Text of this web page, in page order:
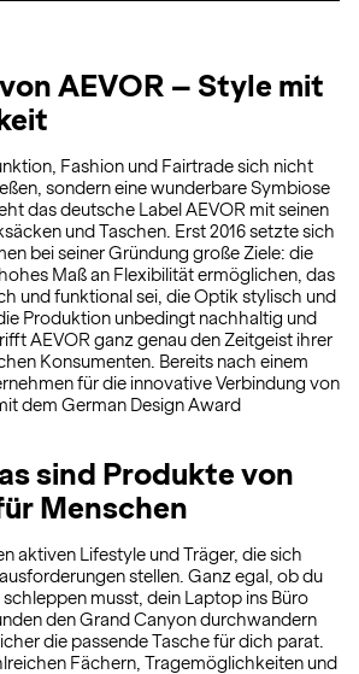
AEVOR – Style mit
Fashion und Fairtrade sich nicht
sondern eine wunderbare Symbiose
das deutsche Label AEVOR mit seinen
und Taschen. Erst 2016 setzte sich
bei seiner Gründung große Ziele: die
Maß an Flexibilität ermöglichen, das
und funktional sei, die Optik stylisch und
Produktion unbedingt nachhaltig und
AEVOR ganz genau den Zeitgeist ihrer
Konsumenten. Bereits nach einem
für die innovative Verbindung von
dem German Design Award
sind Produkte von
Menschen
aktiven Lifestyle und Träger, die sich
stellen. Ganz egal, ob du
musst, dein Laptop ins Büro
den Grand Canyon durchwandern
die passende Tasche für dich parat.
Fächern, Tragemöglichkeiten und